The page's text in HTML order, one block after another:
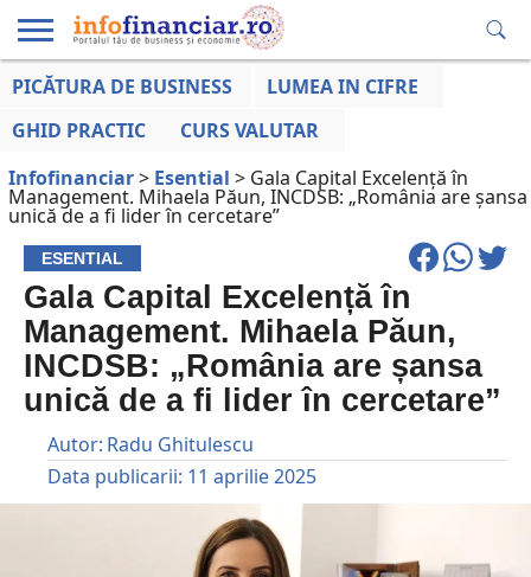
EDUCAȚIE
LA ZI
AFACERILOR
PICĂTURA DE BUSINESS
LUMEA IN CIFRE
GHID PRACTIC
CURS VALUTAR
Infofinanciar> Esential > Gala Capital Excelență în
Management. Mihaela Păun, INCDSB: „România are șansa
unică de a fi lider în cercetare”
ESENTIAL
Gala Capital Excelență în
Management. Mihaela Păun,
INCDSB: „România are șansa
unică de a fi lider în cercetare”
Autor: Radu Ghitulescu
Data publicarii: 11 aprilie 2025